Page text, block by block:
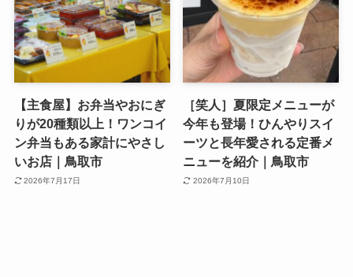
【主食屋】お弁当やおにぎ
りが20種類以上！ワンコイ
ン弁当もある家計にやさし
いお店｜鳥取市
2026年7月17日
［笑人］夏限定メニューが
今年も登場！ひんやりスイ
ーツと長年愛される定番メ
ニューを紹介｜鳥取市
2026年7月10日